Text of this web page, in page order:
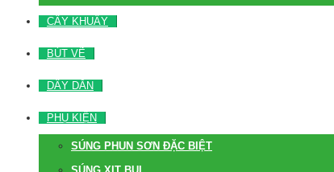
CÂY KHUẤY
BÚT VẼ
DÂY DẪN
PHỤ KIỆN
SÚNG PHUN SƠN ĐẶC BIỆT